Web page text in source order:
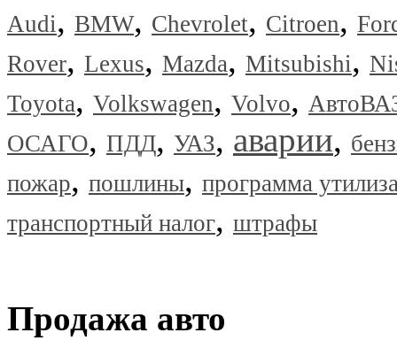
Audi, BMW, Chevrolet, Citroen,
Rover, Lexus, Mazda, Mitsubishi,
Toyota, Volkswagen, Volvo,
ОСАГО, ПДД, УАЗ, аварии,
пожар, пошлины, программа
транспортный налог, штрафы
Продажа авто